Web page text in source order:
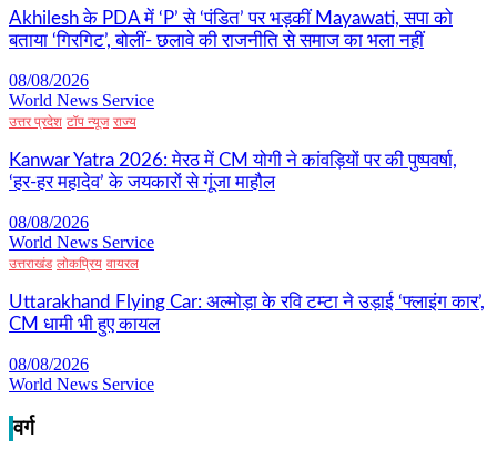
Akhilesh के PDA में ‘P’ से ‘पंडित’ पर भड़कीं Mayawati, सपा को
बताया ‘गिरगिट’, बोलीं- छलावे की राजनीति से समाज का भला नहीं
08/08/2026
World News Service
उत्तर प्रदेश टॉप न्यूज राज्य
Kanwar Yatra 2026: मेरठ में CM योगी ने कांवड़ियों पर की पुष्पवर्षा,
‘हर-हर महादेव’ के जयकारों से गूंजा माहौल
08/08/2026
World News Service
उत्तराखंड लोकप्रिय वायरल
Uttarakhand Flying Car: अल्मोड़ा के रवि टम्टा ने उड़ाई ‘फ्लाइंग कार’,
CM धामी भी हुए कायल
08/08/2026
World News Service
वर्ग